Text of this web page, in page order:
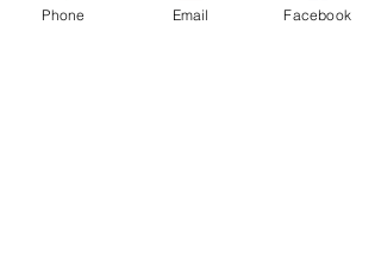
Phone Email Facebook